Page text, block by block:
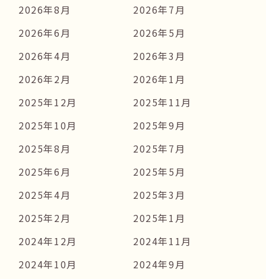
2026年8月
2026年7月
2026年6月
2026年5月
2026年4月
2026年3月
2026年2月
2026年1月
2025年12月
2025年11月
2025年10月
2025年9月
2025年8月
2025年7月
2025年6月
2025年5月
2025年4月
2025年3月
2025年2月
2025年1月
2024年12月
2024年11月
2024年10月
2024年9月